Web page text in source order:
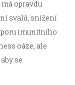
má opravdu
svalů, snížení
imunitního
oáze, ale
se